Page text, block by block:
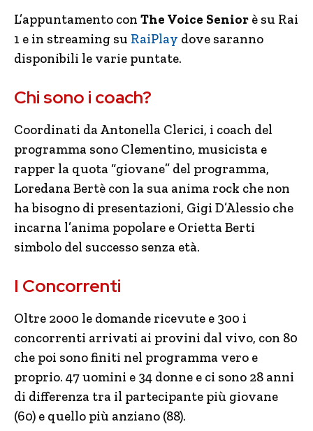
L’appuntamento con The Voice Senior è su Rai
1 e in streaming su RaiPlay dove saranno
disponibili le varie puntate.
Chi sono i coach?
Coordinati da Antonella Clerici, i coach del
programma sono Clementino, musicista e
rapper la quota “giovane” del programma,
Loredana Bertè con la sua anima rock che non
ha bisogno di presentazioni, Gigi D’Alessio che
incarna l’anima popolare e Orietta Berti
simbolo del successo senza età.
I Concorrenti
Oltre 2000 le domande ricevute e 300 i
concorrenti arrivati ai provini dal vivo, con 80
che poi sono finiti nel programma vero e
proprio. 47 uomini e 34 donne e ci sono 28 anni
di differenza tra il partecipante più giovane
(60) e quello più anziano (88).